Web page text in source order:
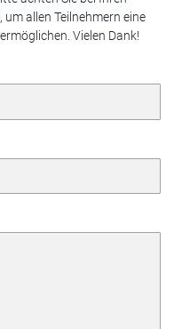
allen Teilnehmern eine
Vielen Dank!